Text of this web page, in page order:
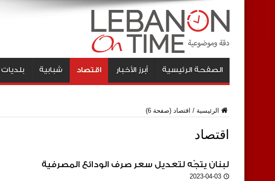
الصفحة الرئيسية أبرز الأخبار اقتصاد شبابية بلديات
الرئيسية / اقتصاد (صفحة 6)
اقتصاد
لبنان يتجّه لتعديل سعر صرف الودائع المصرفية
2023-04-03